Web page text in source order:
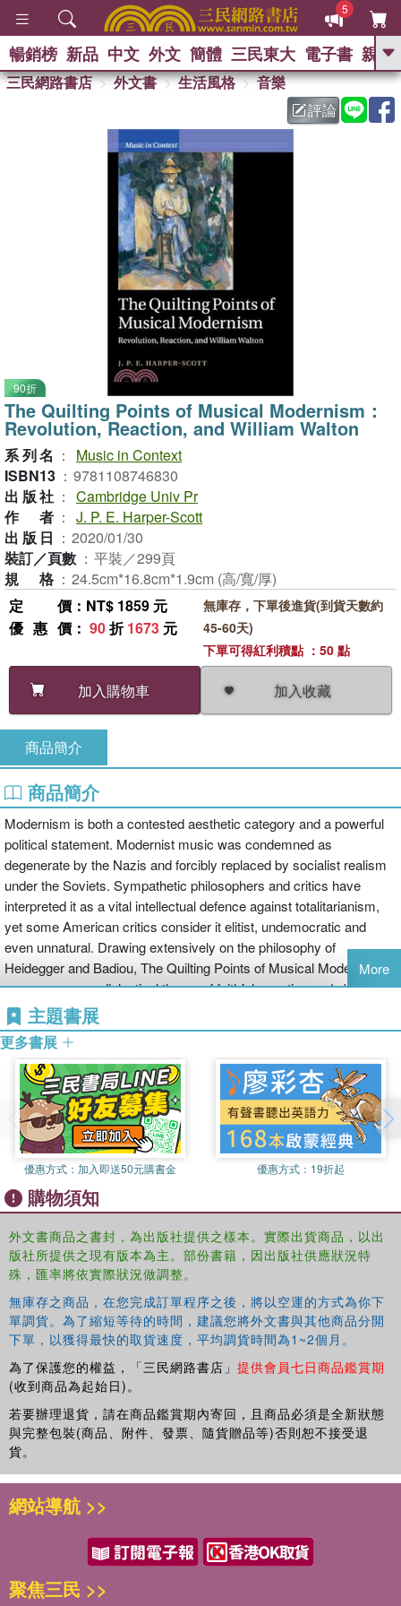
5
GO
暢銷榜 新品 中文 外文 簡體 三民東大 電子書 親子
三民網路書店 外文書 生活風格
音樂
評論
90折
The Quilting Points of Musical Modernism：
Revolution, Reaction, and William Walton
系列名 ：
Music in Context
ISBN13 ： 9781108746830
出版社 ： Cambridge Univ Pr
作者 ： J. P. E. Harper-Scott
出版日 ： 2020/01/30
裝訂／頁數 ： 平裝／299頁
規格 ： 24.5cm*16.8cm*1.9cm (高/寬/厚)
定價 ：NT$ 1859 元
優惠價 ： 90折1673 元
加入購物車 加入收藏
無庫存，下單後進貨(到貨天數約
45-60天)
下單可得紅利積點 ：50 點
商品簡介
商品簡介
Modernism is both a contested aesthetic category and a powerful
political statement. Modernist music was condemned as
degenerate by the Nazis and forcibly replaced by socialist realism
under the Soviets. Sympathetic philosophers and critics have
interpreted it as a vital intellectual defence against totalitarianism,
yet some American critics consider it elitist, undemocratic and
even unnatural. Drawing extensively on the philosophy of
Heidegger and Badiou, The Quilting Points of Musical Modernism
proposes a new dialectical theory of faithful, reactive and obscure
subjective responses to musical modernism, which embraces all
the music of Western modernity. This systematic definition of
musical modernism introduces readers to theory by Badiou, Žižek
and Agamben. Basing his analyses on the music of William Walton,
Harper-Scott explores connections between the revolutionary
politics of the nineteenth and twentieth centuries and responses to
the event of modernism in order to challenge accepted narratives of
music history in the twentieth century.
More
主題書展
更多書展
優惠方式： 加入即送50元購書金 優惠方式： 19折起
購物須知
外文書商品之書封，為出版社提供之樣本。實際出貨商品，以出
版社所提供之現有版本為主。部份書籍，因出版社供應狀況特
殊，匯率將依實際狀況做調整。
無庫存之商品，在您完成訂單程序之後，將以空運的方式為你下
單調貨。為了縮短等待的時間，建議您將外文書與其他商品分開
下單，以獲得最快的取貨速度，平均調貨時間為1~2個月。
為了保護您的權益，「三民網路書店」 提供會員七日商品鑑賞期
(收到商品為起始日)。
若要辦理退貨，請在商品鑑賞期內寄回，且商品必須是全新狀態
與完整包裝(商品、附件、發票、隨貨贈品等)否則恕不接受退
貨。
網站導航 >>
聚焦三民 >>